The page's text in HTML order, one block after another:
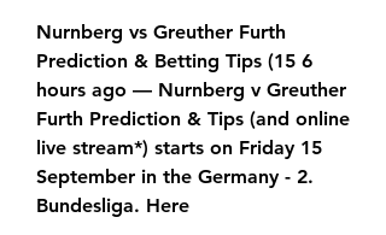
Nurnberg vs Greuther Furth
Prediction & Betting Tips (15 6
hours ago — Nurnberg v Greuther
Furth Prediction & Tips (and online
live stream*) starts on Friday 15
September in the Germany - 2.
Bundesliga. Here